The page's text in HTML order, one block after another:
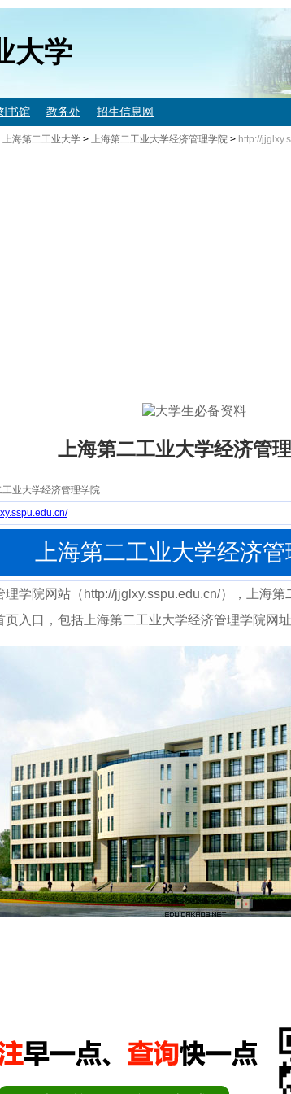
大学
书馆 教务处 招生信息网
上海第二工业大学 > 上海第二工业大学经济管理学院 > http://
上海第二工业大学经济管
工业大学经济管理学院
上海第二工业大学经济
学院网站（http://jjglxy.sspu.edu.cn/），上海
入口，包括上海第二工业大学经济管理学院网址